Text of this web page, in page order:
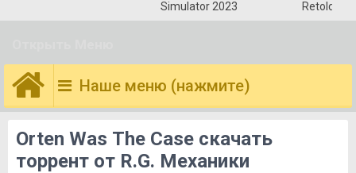
Simulator 2023
Retold
Наше меню (нажмите)
Orten Was The Case скачать
торрент от R.G. Механики